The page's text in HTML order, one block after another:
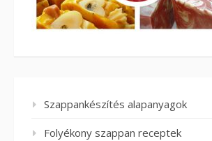
Szappankészítés alapanyagok
Folyékony szappan receptek